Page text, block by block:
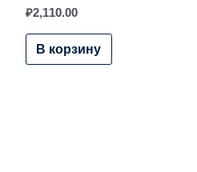
₽2,110.00
В корзину